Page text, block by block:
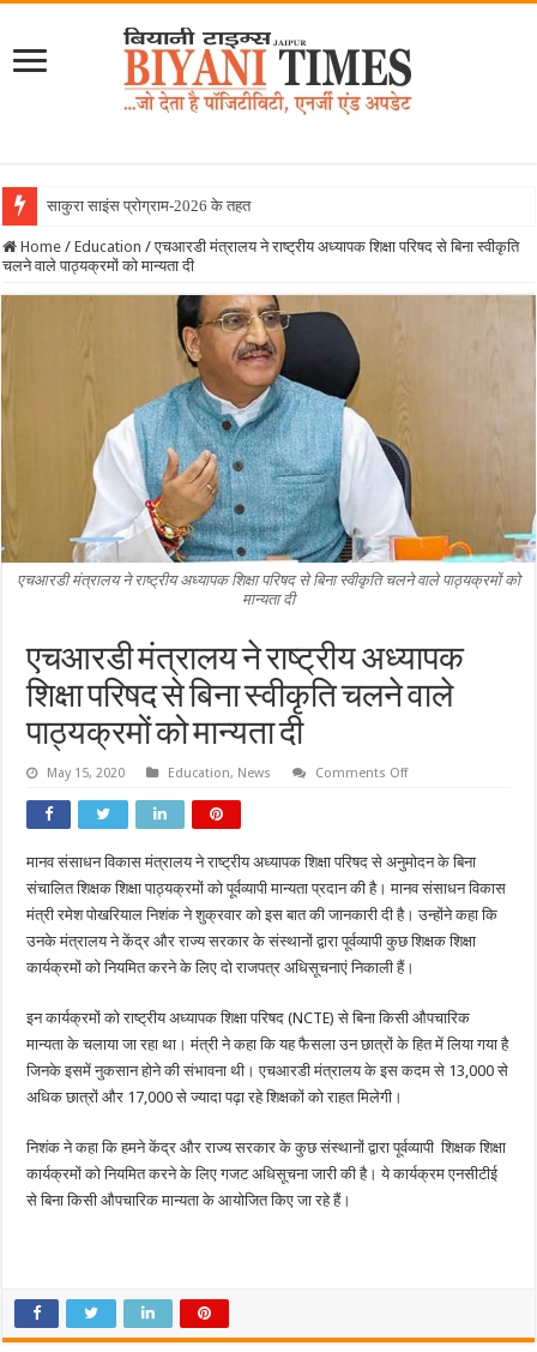
साकुरा साइंस प्रोग्राम-2026 के तहत जापान रवाना हुई
Home / Education / एचआरडी मंत्रालय ने राष्ट्रीय अध्यापक शिक्षा परिषद से बिना स्वीकृति
चलने वाले पाठ्यक्रमों को मान्यता दी
एचआरडी मंत्रालय ने राष्ट्रीय अध्यापक शिक्षा परिषद से बिना स्वीकृति चलने वाले पाठ्यक्रमों को
मान्यता दी
एचआरडी मंत्रालय ने राष्ट्रीय अध्यापक
शिक्षा परिषद से बिना स्वीकृति चलने वाले
पाठ्यक्रमों को मान्यता दी
May 15, 2020 Education, News Comments Offon
अध्यापक
शिक्षा
परिषद
से
बिना
चलने
पाठ्यक्रमों
मान्यता
दी
मानव संसाधन विकास मंत्रालय ने राष्ट्रीय अध्यापक शिक्षा परिषद से अनुमोदन के बिना
संचालित शिक्षक शिक्षा पाठ्यक्रमों को पूर्वव्यापी मान्यता प्रदान की है। मानव संसाधन विकास
मंत्री रमेश पोखरियाल निशंक ने शुक्रवार को इस बात की जानकारी दी है। उन्होंने कहा कि
उनके मंत्रालय ने केंद्र और राज्य सरकार के संस्थानों द्वारा पूर्वव्यापी कुछ शिक्षक शिक्षा
कार्यक्रमों को नियमित करने के लिए दो राजपत्र अधिसूचनाएं निकाली हैं।
इन कार्यक्रमों को राष्ट्रीय अध्यापक शिक्षा परिषद (NCTE) से बिना किसी औपचारिक
मान्यता के चलाया जा रहा था। मंत्री ने कहा कि यह फैसला उन छात्रों के हित में लिया गया है
जिनके इसमें नुकसान होने की संभावना थी। एचआरडी मंत्रालय के इस कदम से 13,000 से
अधिक छात्रों और 17,000 से ज्यादा पढ़ा रहे शिक्षकों को राहत मिलेगी।
निशंक ने कहा कि हमने केंद्र और राज्य सरकार के कुछ संस्थानों द्वारा पूर्वव्यापी शिक्षक शिक्षा
कार्यक्रमों को नियमित करने के लिए गजट अधिसूचना जारी की है। ये कार्यक्रम एनसीटीई
से बिना किसी औपचारिक मान्यता के आयोजित किए जा रहे हैं।